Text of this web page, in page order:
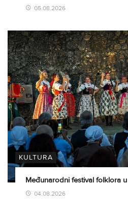
05.08.2026
KULTURA
Međunarodni festival folklora
04.08.2026